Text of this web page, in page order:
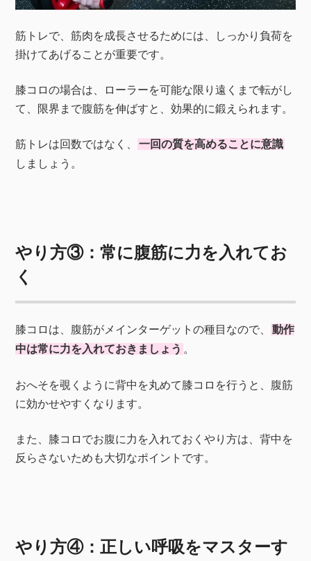
筋トレで、筋肉を成長させるためには、しっかり負荷を
掛けてあげることが重要です。
膝コロの場合は、ローラーを可能な限り遠くまで転がし
て、限界まで腹筋を伸ばすと、効果的に鍛えられます。
筋トレは回数ではなく、
一回の質を高めることに意識
しましょう。
やり方③：常に腹筋に力を入れてお
く
膝コロは、腹筋がメインターゲットの種目なので、
動作
中は常に力を入れておきましょう 。
おへそを覗くように背中を丸めて膝コロを行うと、腹筋
に効かせやすくなります。
また、膝コロでお腹に力を入れておくやり方は、背中を
反らさないためも大切なポイントです。
やり方④：正しい呼吸をマスターす